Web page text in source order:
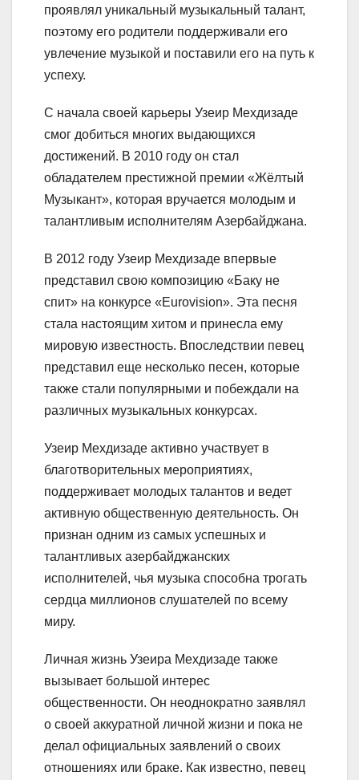
проявлял уникальный музыкальный талант,
поэтому его родители поддерживали его
увлечение музыкой и поставили его на путь к
успеху.
С начала своей карьеры Узеир Мехдизаде
смог добиться многих выдающихся
достижений. В 2010 году он стал
обладателем престижной премии «Жёлтый
Музыкант», которая вручается молодым и
талантливым исполнителям Азербайджана.
В 2012 году Узеир Мехдизаде впервые
представил свою композицию «Баку не
спит» на конкурсе «Eurovision». Эта песня
стала настоящим хитом и принесла ему
мировую известность. Впоследствии певец
представил еще несколько песен, которые
также стали популярными и побеждали на
различных музыкальных конкурсах.
Узеир Мехдизаде активно участвует в
благотворительных мероприятиях,
поддерживает молодых талантов и ведет
активную общественную деятельность. Он
признан одним из самых успешных и
талантливых азербайджанских
исполнителей, чья музыка способна трогать
сердца миллионов слушателей по всему
миру.
Личная жизнь Узеира Мехдизаде также
вызывает большой интерес
общественности. Он неоднократно заявлял
о своей аккуратной личной жизни и пока не
делал официальных заявлений о своих
отношениях или браке. Как известно, певец